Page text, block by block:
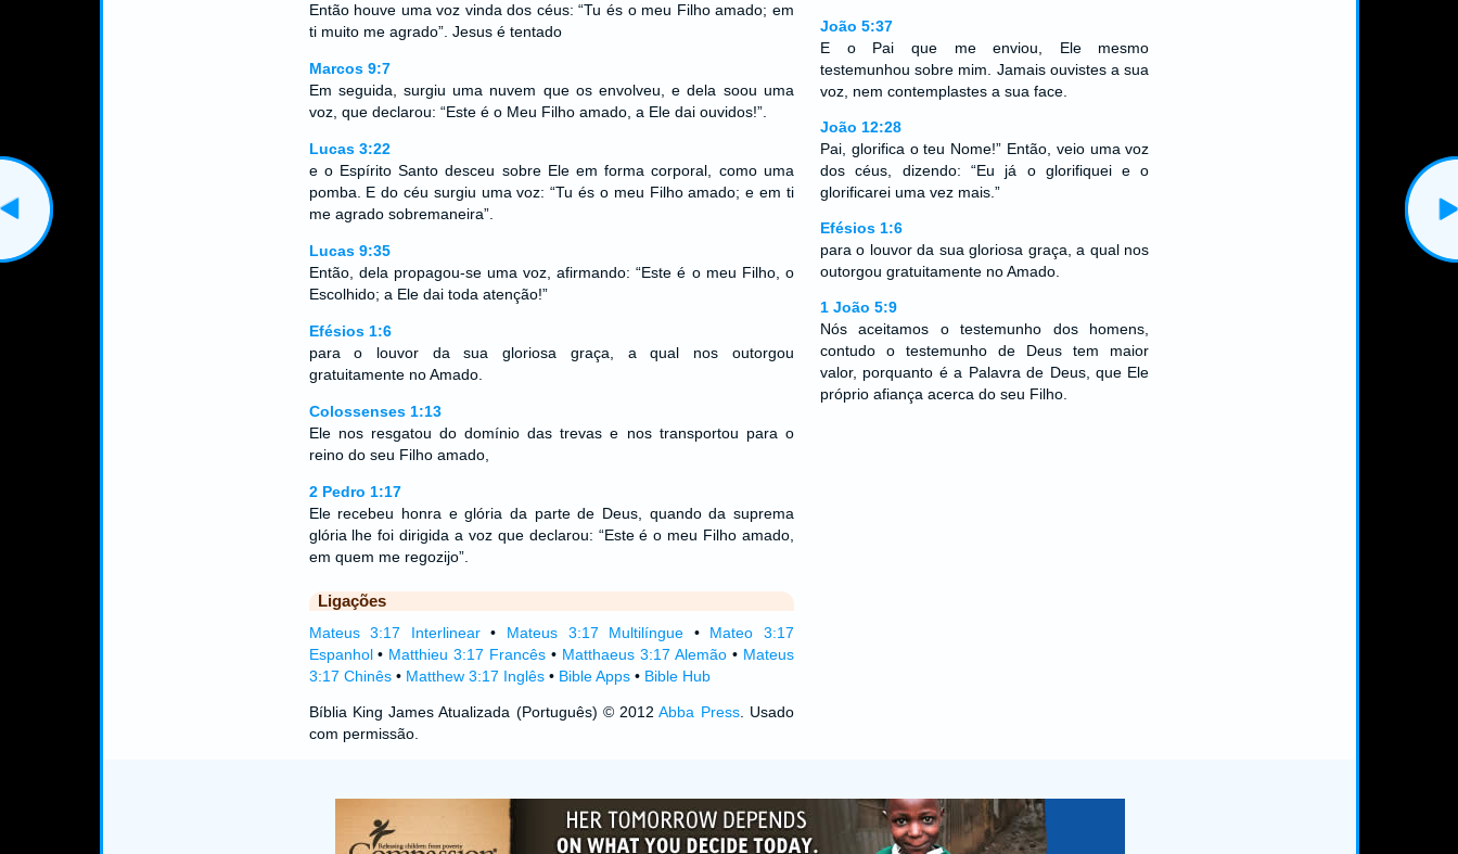
Então houve uma voz vinda dos céus: “Tu és o meu Filho amado; em
ti muito me agrado”. Jesus é tentado
Marcos 9:7
Em seguida, surgiu uma nuvem que os envolveu, e dela soou uma
voz, que declarou: “Este é o Meu Filho amado, a Ele dai ouvidos!”.
Lucas 3:22
e o Espírito Santo desceu sobre Ele em forma corporal, como uma
pomba. E do céu surgiu uma voz: “Tu és o meu Filho amado; e em ti
me agrado sobremaneira”.
Lucas 9:35
Então, dela propagou-se uma voz, afirmando: “Este é o meu Filho, o
Escolhido; a Ele dai toda atenção!”
Efésios 1:6
para o louvor da sua gloriosa graça, a qual nos outorgou
gratuitamente no Amado.
Colossenses 1:13
Ele nos resgatou do domínio das trevas e nos transportou para o
reino do seu Filho amado,
2 Pedro 1:17
Ele recebeu honra e glória da parte de Deus, quando da suprema
glória lhe foi dirigida a voz que declarou: “Este é o meu Filho amado,
em quem me regozijo”.
Ligações
Mateus 3:17 Interlinear• Mateus 3:17 Multilíngue • Mateo 3:17
Espanhol• Matthieu 3:17 Francês • Matthaeus 3:17 Alemão • Mateus
3:17 Chinês• Matthew 3:17 Inglês• Bible Apps• Bible Hub
Bíblia King James Atualizada (Português) © 2012Abba Press. Usado
com permissão.
João 5:37
E o Pai que me enviou, Ele mesmo
testemunhou sobre mim. Jamais ouvistes a sua
voz, nem contemplastes a sua face.
João 12:28
Pai, glorifica o teu Nome!” Então, veio uma voz
dos céus, dizendo: “Eu já o glorifiquei e o
glorificarei uma vez mais.”
Efésios 1:6
para o louvor da sua gloriosa graça, a qual nos
outorgou gratuitamente no Amado.
1 João 5:9
Nós aceitamos o testemunho dos homens,
contudo o testemunho de Deus tem maior
valor, porquanto é a Palavra de Deus, que Ele
próprio afiança acerca do seu Filho.